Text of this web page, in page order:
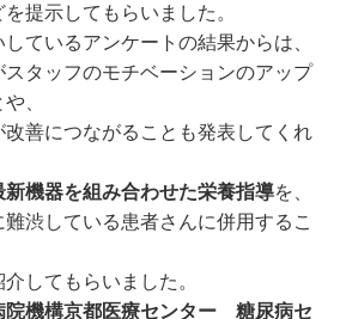
を提示してもらいました。
ているアンケートの結果からは、
タッフのモチベーションのアップ
、
善につながることも発表してくれ
機器を組み合わせた栄養指導を、
渋している患者さんに併用するこ
してもらいました。
院機構京都医療センター 糖尿病セ